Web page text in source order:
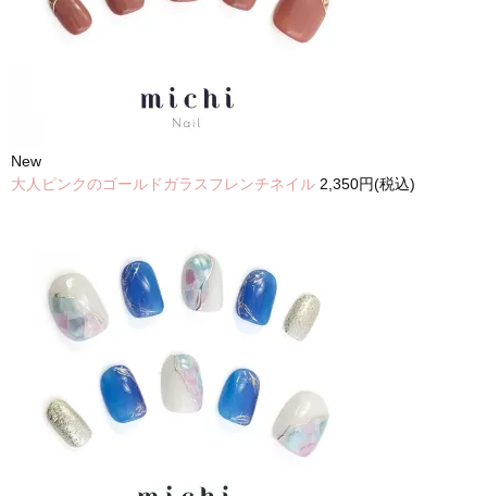
New
大人ピンクのゴールドガラスフレンチネイル 2,350円(税込)